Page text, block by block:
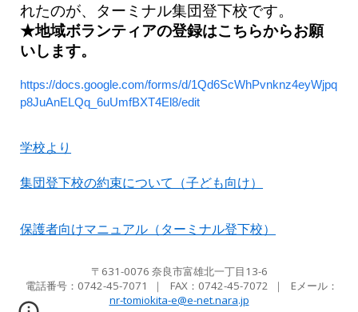
れたのが、ターミナル集団登下校です。
★地域ボランティアの登録はこちらからお願
いします。
https://docs.google.com/forms/d/1Qd6ScWhPvnknz4eyWjpq
p8JuAnELQq_6uUmfBXT4El8/edit
学校より
集団登下校の約束について（子ども向け）
保護者向けマニュアル（ターミナル登下校）
〒631-0076 奈良市富雄北一丁目13-6
電話番号：0742-45-7071
｜ FAX： 0742-45-7072 ｜ Eメール：
nr-tomiokita-e@e-net.nara.jp